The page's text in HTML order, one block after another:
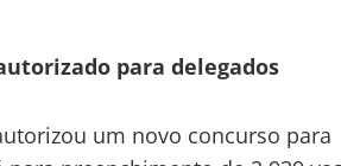
para delegados
um novo concurso para